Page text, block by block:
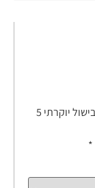
היה הראשון לכתוב סקירה “סט סירים – מארז בישול יוקרתי 5
*